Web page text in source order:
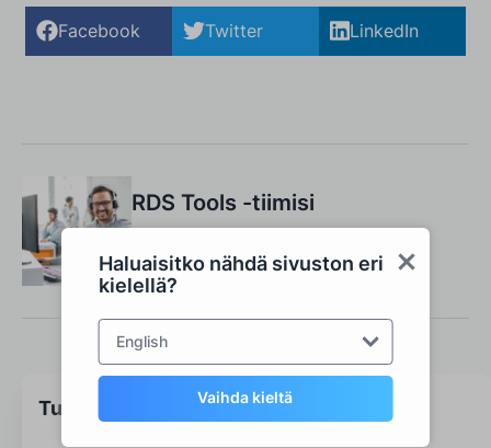
Haluaisitko nähdä sivuston eri
kielellä?
English
Vaihda kieltä
Facebook Twitter LinkedIn
RDS Tools -tiimisi
Ota meihin yhteyttä
Tutustu RDS-työkaluihin